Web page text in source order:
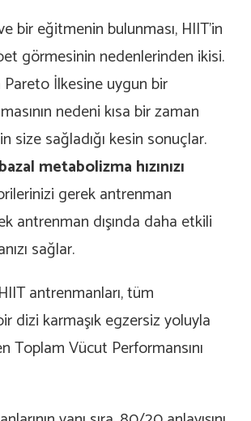
bir eğitmenin bulunması, HIIT’in
görmesinin nedenlerinden ikisi.
Pareto İlkesine uygun bir
nedeni kısa bir zaman
size sağladığı kesin sonuçlar.
bazal metabolizma hızınızı
gerek antrenman
antrenman dışında daha etkili
sağlar.
antrenmanları, tüm
dizi karmaşık egzersiz yoluyla
Toplam Vücut Performansını